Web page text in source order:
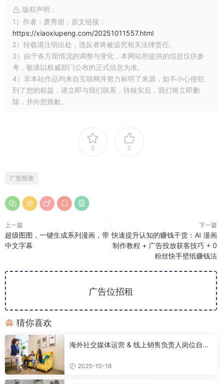
版权声明：
1）作者：萧秀朋，原文链接：
https://xiaoxiupeng.com/20251011557.html
2）转载请注明出处，违反者将被追究相关法律责任。
3）由于各方面情况的调整与变化，本网站所提供的信息仅供参
考，敬请以权威部门公布的正式信息为准。
4）非本站作品均来自互联网并努力标明了来源，如不小心侵犯
到了您的权益，请立即与我们联系，待核实后，我们将立即删
除，并向您致歉。
0 0
广告投放
上一篇
超级图图，一键生成系列漫画，带
中文字幕
下一篇
快速提升认知的赚钱干货：AI 漫画
制作教程 + 广告投放获客技巧 + 0
粉丝快手壁纸赚钱法
广告位招租
猜你喜欢
海外社交媒体运营 & 线上销售负责人岗位自学
2025-10-18